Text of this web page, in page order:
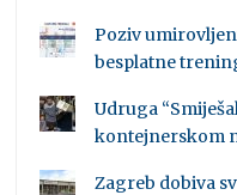
Poziv
besplatne
Udruga
kontejnerskom
Zagreb dobiva